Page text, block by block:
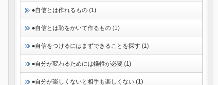
●自信とは作れるもの (1)
●自信とは恥をかいて作るもの (1)
●自信をつけるにはまずできることを探す (1)
●自分が変わるためには犠牲が必要 (1)
●自分が楽しくないと相手も楽しくない (1)